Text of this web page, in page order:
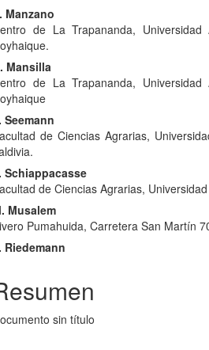
Manzano
de La Trapananda,
Mansilla
de La Trapananda,
Seemann
de Ciencias Agrarias,
Schiappacasse
de Ciencias Agrarias,
Musalem
Pumahuida, Carretera San Martín
Riedemann
sin título